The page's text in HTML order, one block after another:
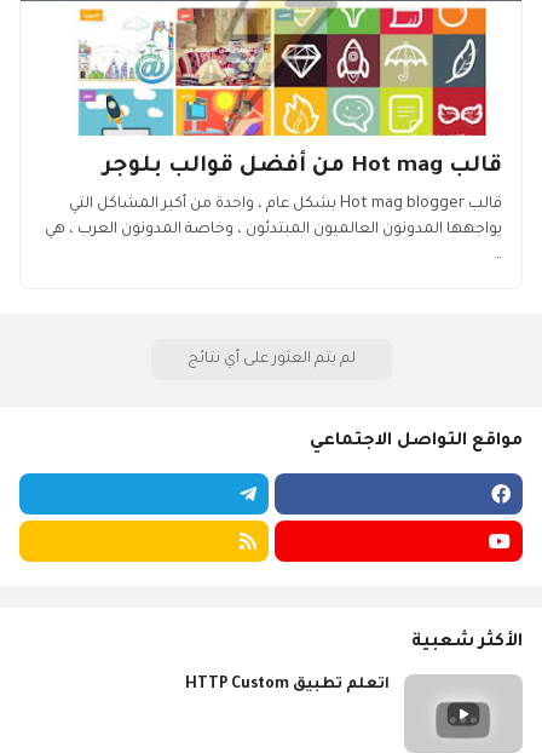
قالب Hot mag من أفضل قوالب بلوجر
قالب Hot mag blogger بشكل عام ، واحدة من أكبر المشاكل التي
يواجهها المدونون العالميون المبتدئون ، وخاصة المدونون العرب ، هي
…
لم يتم العثور على أي نتائج
مواقع التواصل الاجتماعي
الأكثر شعبية
اتعلم تطبيق HTTP Custom